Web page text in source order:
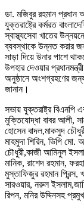
ডা. মজিবুর রহমান প্রধান
যুক্তরাষ্ট্রে কর্মরত
স্বাস্থ্যসেবা খাতের
ব্যবস্থাকে উন্নত করার
সাড়া দিয়ে উনার পাশে
উপহার দেওয়ার
অনুষ্ঠানে অংশগ্রহণের
জানান।
সভায় যুক্তরাষ্ট্র বিএনপি
মুক্তিযোদ্ধা বাবর আলী,
হোসেন বাদল,মাকসুদ
মাহমুদা শিরিন, ভিপি মো.
চৌধুরী,কাজী আমিনুল
মানিক, রাশেদ রহমান,
মুস্তাফিজুর রহমান প্রিন্স,
সারওয়ার, নরুল
রিপন, মনির উদ্দিনসহ